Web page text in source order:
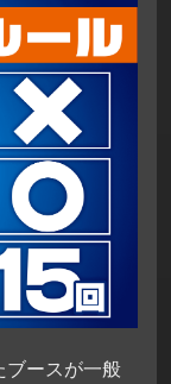
ブースが一般